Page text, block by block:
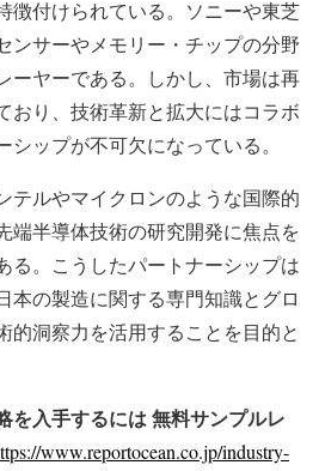
徴付けられている。ソニーや東芝
ンサーやメモリー・チップの分野
ーヤーである。しかし、市場は再
おり、技術革新と拡大にはコラボ
シップが不可欠になっている。
テルやマイクロンのような国際的
端半導体技術の研究開発に焦点を
る。こうしたパートナーシップは
本の製造に関する専門知識とグロ
的洞察力を活用することを目的と
を入手するには 無料サンプルレ
www.reportocean.co.jp/industry-